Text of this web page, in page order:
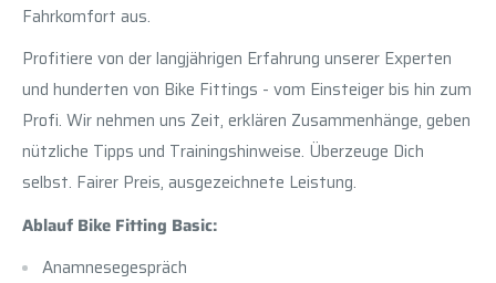
Fahrkomfort aus.
Profitiere von der langjährigen Erfahrung unserer Experten
und hunderten von Bike Fittings - vom Einsteiger bis hin zum
Profi. Wir nehmen uns Zeit, erklären Zusammenhänge, geben
nützliche Tipps und Trainingshinweise. Überzeuge Dich
selbst. Fairer Preis, ausgezeichnete Leistung.
Ablauf Bike Fitting Basic:
Anamnesegespräch